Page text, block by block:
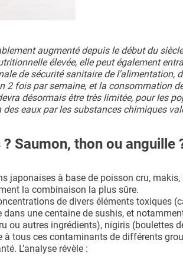
augmenté depuis le début du
élevée, elle peut également
de sécurité sanitaire de l'alimentation,
fois par semaine, et la consommation
désormais être très limitée, pour les
eaux par les substances chimiques
Saumon, thon ou anguille
japonaises à base de poisson cru,
la combinaison la plus sûre.
de divers éléments toxiques
une centaine de sushis, et
ou autres ingrédients), nigiris (boulettes
tous ces contaminants de différents
L’analyse révèle :